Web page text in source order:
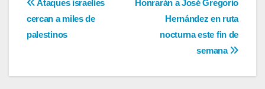
Navegación
de
Honrarán a José Gregorio
Hernández en ruta
nocturna este fin de
semana
Ataques israelíes
cercan a miles de
palestinos